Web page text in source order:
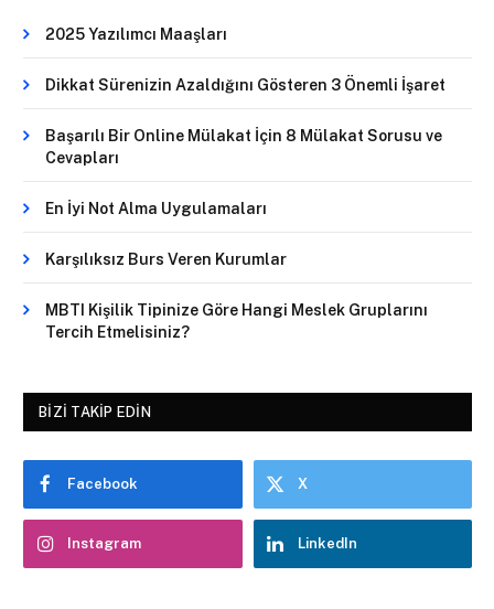
2025 Yazılımcı Maaşları
Dikkat Sürenizin Azaldığını Gösteren 3 Önemli İşaret
Başarılı Bir Online Mülakat İçin 8 Mülakat Sorusu ve
Cevapları
En İyi Not Alma Uygulamaları
Karşılıksız Burs Veren Kurumlar
MBTI Kişilik Tipinize Göre Hangi Meslek Gruplarını
Tercih Etmelisiniz?
BIZI TAKIP EDIN
Facebook X
Instagram LinkedIn